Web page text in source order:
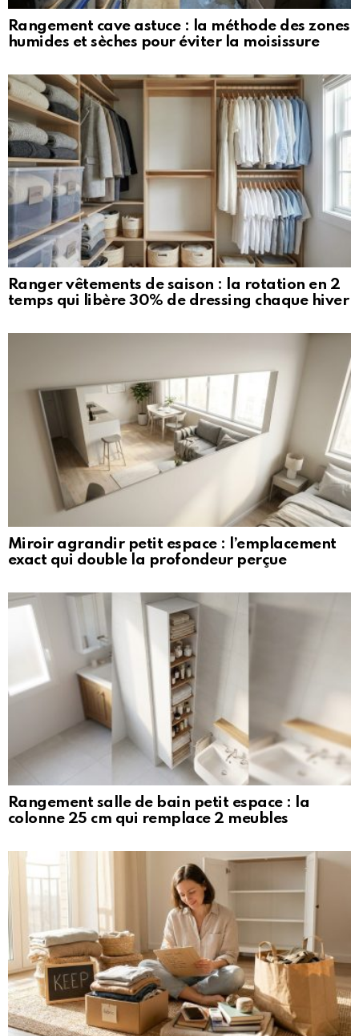
Rangement cave astuce : la méthode des zones
humides et sèches pour éviter la moisissure
Ranger vêtements de saison : la rotation en 2
temps qui libère 30% de dressing chaque hiver
Miroir agrandir petit espace : l’emplacement
exact qui double la profondeur perçue
Rangement salle de bain petit espace : la
colonne 25 cm qui remplace 2 meubles